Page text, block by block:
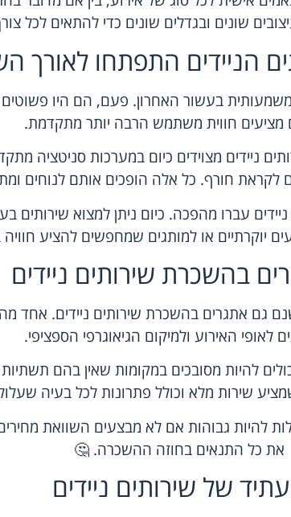
שונים ובגדלים שונים כדי להתאים לכל
הניידים התפתחו לאורך
בעשור האחרון. פעם, הם היו פשוטים
מציעים חווית משתמש הרבה יותר מתקדמת.
ניידים מצוידים כיום במערכות סניטציה
לקראת חורף. כל אלה הופכים אותם לנוחים
עברו מהפכה. כיום ניתן למצוא שירותים
יוקרתיים או למותגים שמחפשים להציע
בהשכרת שירותים ניידים
גם אתגרים בהשכרת שירותים ניידים. אחד
לאופי האירוע ולמיקום הגיאוגרפי הספציפי.
להיות מסובכים במקומות שאין בהם
שירות מלא וכולל פתרונות לכל בעיה
להיות גבוהות אם לא מבצעים השוואת מחירים
את כל התנאים בחוזה ההשכרה. 🤔
של שירותים ניידים